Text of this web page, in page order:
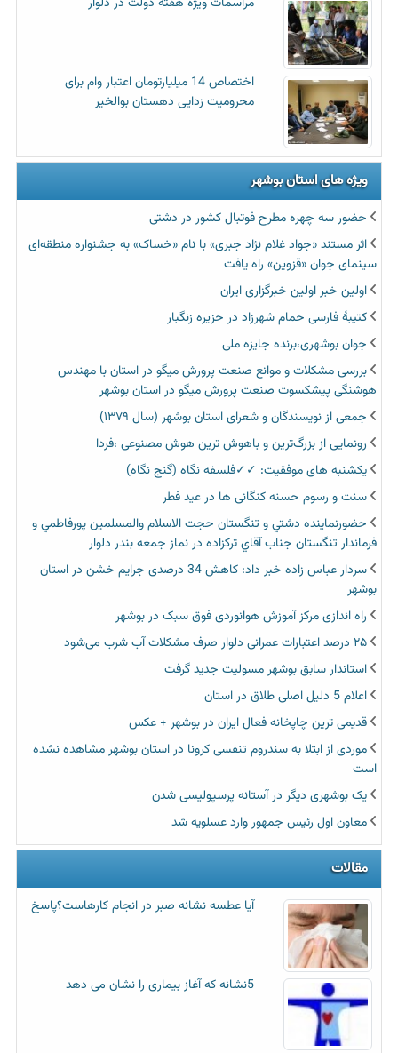
اختصاص 14 میلیارتومان اعتبار وام برای
محرومیت زدایی دهستان بوالخیر
ویژه های استان بوشهر
حضور سه چهره مطرح فوتبال کشور در دشتی
اثر مستند «جواد غلام نژاد جبری» با نام «خساک» به جشنواره منطقه‌ای
سینمای جوان «قزوین» راه یافت
اولین خبر اولین خبرگزاری ایران‏
کتیبۀ فارسی حمام شهرزاد در جزیره زنگبار
جوان بوشهری،برنده جایزه ملی
بررسی مشکلات و موانع صنعت پرورش میگو در استان با مهندس
هوشنگی پیشکسوت صنعت پرورش میگو در استان بوشهر
جمعی از نویسندگان و شعرای استان بوشهر (سال ۱۳۷۹)
رونمایی از بزرگ‌ترین و باهوش ترین هوش مصنوعی ،فردا
یکشنبه های موفقیت: ✓✓فلسفه نگاه (گنج نگاه)
سنت و رسوم حسنه کنگانی ها در عید فطر
حضورنماينده دشتي و تنگستان حجت الاسلام والمسلمين پورفاطمي و
فرماندار تنگستان جناب آقاي تركزاده در نماز جمعه بندر دلوار
سردار عباس زاده خبر داد: کاهش 34 درصدی جرایم خشن در استان
بوشهر
راه اندازی مرکز آموزش هوانوردی فوق سبک در بوشهر
۲۵ درصد اعتبارات عمرانی دلوار صرف مشکلات آب شرب می‌شود
استاندار سابق بوشهر مسولیت جدید گرفت
اعلام 5 دلیل اصلی طلاق در استان
قدیمی ترین چاپخانه فعال ایران در بوشهر + عکس
موردی از ابتلا به سندروم تنفسی کرونا در استان بوشهر مشاهده نشده
است
یک بوشهری دیگر در آستانه پرسپولیسی شدن
معاون اول رئیس جمهور وارد عسلویه شد
مقالات
آیا عطسه‌ نشانه صبر در انجام کارهاست؟پاسخ
5نشانه که آغاز بیماری را نشان می دهد